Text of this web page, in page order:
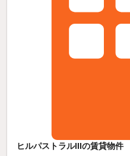
ヒルパストラルIIIの賃貸物件